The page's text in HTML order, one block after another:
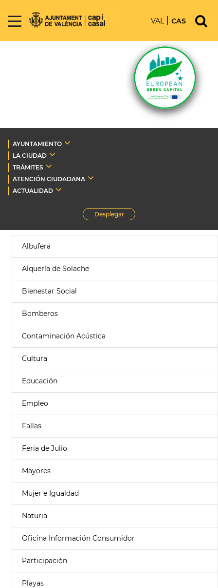
VAL CAS
AYUNTAMIENTO
LA CIUDAD
TRÁMITES
ATENCIÓN CIUDADANA
ACTUALIDAD
Desplegar
Albufera
Alquería de Solache
Bienestar Social
Bomberos
Contaminación Acústica
Cultura
Educación
Empleo
Fallas
Feria de Julio
Mayores
Mujer e Igualdad
Naturia
Oficina Información Consumidor
Participación
Playas